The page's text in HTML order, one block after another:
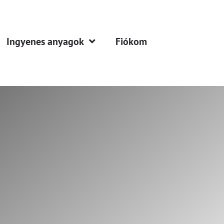
Ingyenes anyagok Fiókom